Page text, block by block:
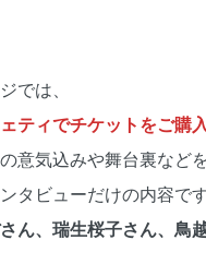
では、
ティでチケットをご購
意気込みや舞台裏など
タビューだけの内容で
ん、瑞生桜子さん、鳥